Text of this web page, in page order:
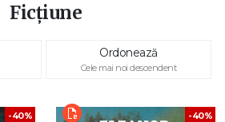
Ficțiune
Ordonează
Cele mai noi descendent
-40% -40%